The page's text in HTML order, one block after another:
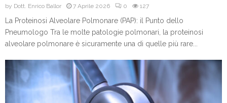
by Dott. Enrico Ballor 7 Aprile 2026 0 127
La Proteinosi Alveolare Polmonare (PAP): il Punto dello
Pneumologo Tra le molte patologie polmonari, la proteinosi
alveolare polmonare è sicuramente una di quelle più rare...